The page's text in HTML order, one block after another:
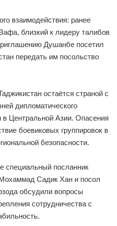
взаимодействия: ранее
близкий к лидеру талибов
Душанбе посетил
передать им посольство
остаётся страной с
дипломатического
в Центральной Азии. Опасения
боевиковых группировок в
безопасности.
специальный посланник
Садик Хан и посол
обсудили вопросы
сотрудничества с